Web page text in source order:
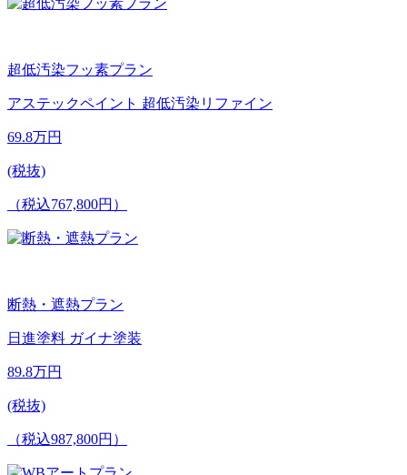
超低汚染フッ素プラン
アステックペイント 超低汚染リファイン
69.8万円
(税抜)
（税込767,800円）
断熱・遮熱プラン
日進塗料 ガイナ塗装
89.8万円
(税抜)
（税込987,800円）